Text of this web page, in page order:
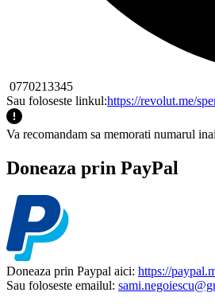
0770213345
Sau foloseste linkul:https://revolut.me/
Va recomandam sa memorati numarul
Doneaza prin PayPal
Doneaza prin Paypal aici: https://
Sau foloseste emailul: